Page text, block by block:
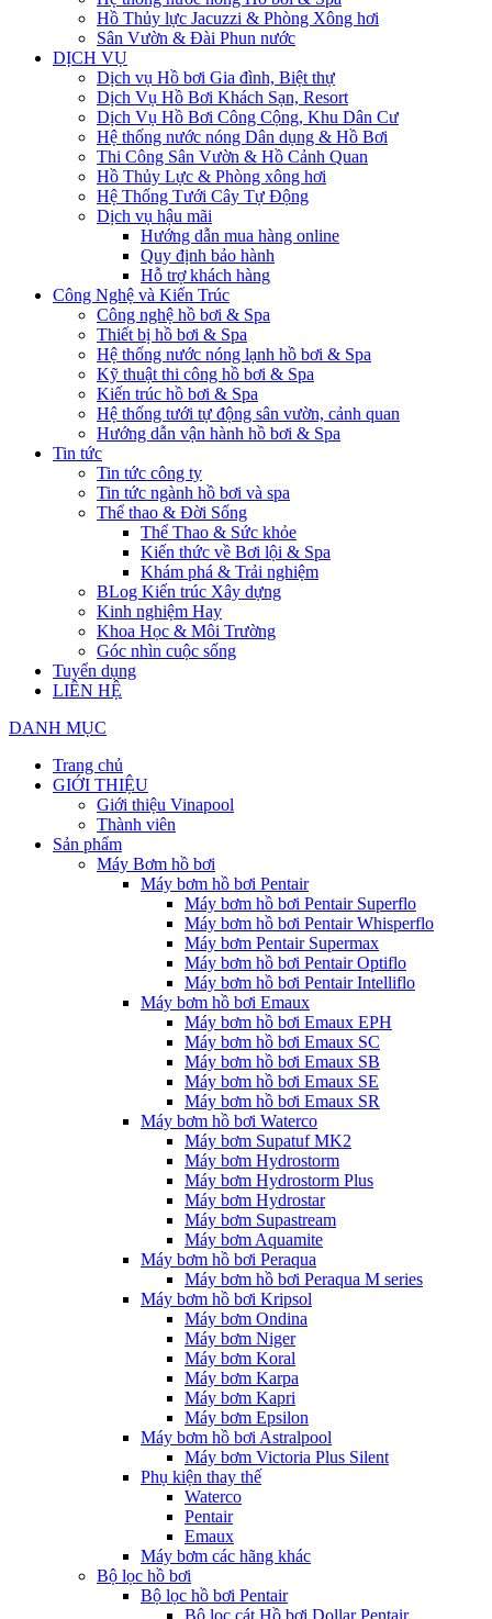
Hồ Thủy lực Jacuzzi & Phòng Xông hơi
Sân Vườn & Đài Phun nước
DỊCH VỤ
Dịch vụ Hồ bơi Gia đình, Biệt thự
Dịch Vụ Hồ Bơi Khách Sạn, Resort
Dịch Vụ Hồ Bơi Công Cộng, Khu Dân Cư
Hệ thống nước nóng Dân dụng & Hồ Bơi
Thi Công Sân Vườn & Hồ Cảnh Quan
Hồ Thủy Lực & Phòng xông hơi
Hệ Thống Tưới Cây Tự Động
Dịch vụ hậu mãi
Hướng dẫn mua hàng online
Quy định bảo hành
Hỗ trợ khách hàng
Công Nghệ và Kiến Trúc
Công nghệ hồ bơi & Spa
Thiết bị hồ bơi & Spa
Hệ thống nước nóng lạnh hồ bơi & Spa
Kỹ thuật thi công hồ bơi & Spa
Kiến trúc hồ bơi & Spa
Hệ thống tưới tự động sân vườn, cảnh quan
Hướng dẫn vận hành hồ bơi & Spa
Tin tức
Tin tức công ty
Tin tức ngành hồ bơi và spa
Thể thao & Đời Sống
Thể Thao & Sức khỏe
Kiến thức về Bơi lội & Spa
Khám phá & Trải nghiệm
BLog Kiến trúc Xây dựng
Kinh nghiệm Hay
Khoa Học & Môi Trường
Góc nhìn cuộc sống
Tuyển dụng
LIÊN HỆ
DANH MỤC
Trang chủ
GIỚI THIỆU
Giới thiệu Vinapool
Thành viên
Sản phẩm
Máy Bơm hồ bơi
Máy bơm hồ bơi Pentair
Máy bơm hồ bơi Pentair Superflo
Máy bơm hồ bơi Pentair Whisperflo
Máy bơm Pentair Supermax
Máy bơm hồ bơi Pentair Optiflo
Máy bơm hồ bơi Pentair Intelliflo
Máy bơm hồ bơi Emaux
Máy bơm hồ bơi Emaux EPH
Máy bơm hồ bơi Emaux SC
Máy bơm hồ bơi Emaux SB
Máy bơm hồ bơi Emaux SE
Máy bơm hồ bơi Emaux SR
Máy bơm hồ bơi Waterco
Máy bơm Supatuf MK2
Máy bơm Hydrostorm
Máy bơm Hydrostorm Plus
Máy bơm Hydrostar
Máy bơm Supastream
Máy bơm Aquamite
Máy bơm hồ bơi Peraqua
Máy bơm hồ bơi Peraqua M series
Máy bơm hồ bơi Kripsol
Máy bơm Ondina
Máy bơm Niger
Máy bơm Koral
Máy bơm Karpa
Máy bơm Kapri
Máy bơm Epsilon
Máy bơm hồ bơi Astralpool
Máy bơm Victoria Plus Silent
Phụ kiện thay thế
Waterco
Pentair
Emaux
Máy bơm các hãng khác
Bộ lọc hồ bơi
Bộ lọc hồ bơi Pentair
Bộ lọc cát Hồ bơi Dollar Pentair